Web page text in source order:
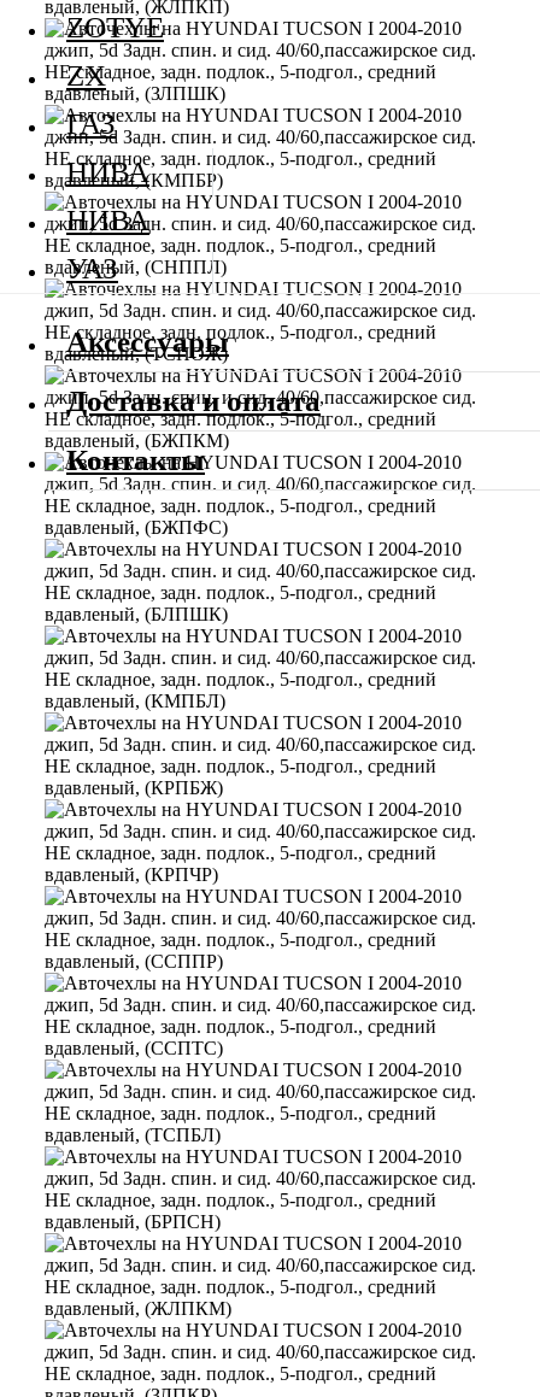
ZOTYE
ZX
ГАЗ
НИВА
НИВА
УАЗ
Аксессуары
Доставка и оплата
Контакты